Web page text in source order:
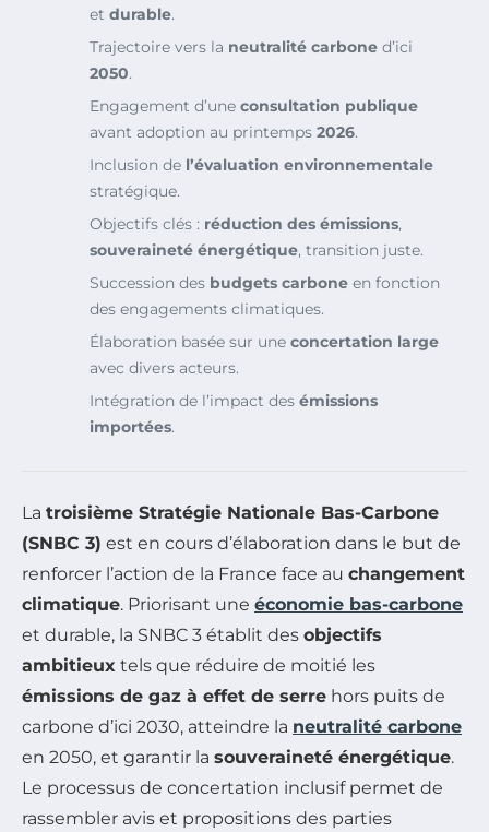
et durable.
Trajectoire vers la neutralité carbone d’ici
2050.
Engagement d’une consultation publique
avant adoption au printemps 2026.
Inclusion de l’évaluation environnementale
stratégique.
Objectifs clés : réduction des émissions,
souveraineté énergétique, transition juste.
Succession des budgets carbone en fonction
des engagements climatiques.
Élaboration basée sur une concertation large
avec divers acteurs.
Intégration de l’impact des émissions
importées.
La troisième Stratégie Nationale Bas-Carbone
(SNBC 3) est en cours d’élaboration dans le but de
renforcer l’action de la France face au changement
climatique. Priorisant une économie bas-carbone
et durable, la SNBC 3 établit des objectifs
ambitieux tels que réduire de moitié les
émissions de gaz à effet de serre hors puits de
carbone d’ici 2030, atteindre la neutralité carbone
en 2050, et garantir la souveraineté énergétique.
Le processus de concertation inclusif permet de
rassembler avis et propositions des parties